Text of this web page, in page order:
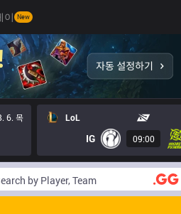
이 New
6. 목 LoL
IG 09:00